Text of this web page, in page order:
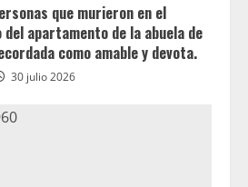
que murieron en el
apartamento de la abuela de
como amable y devota.
30 julio 2026